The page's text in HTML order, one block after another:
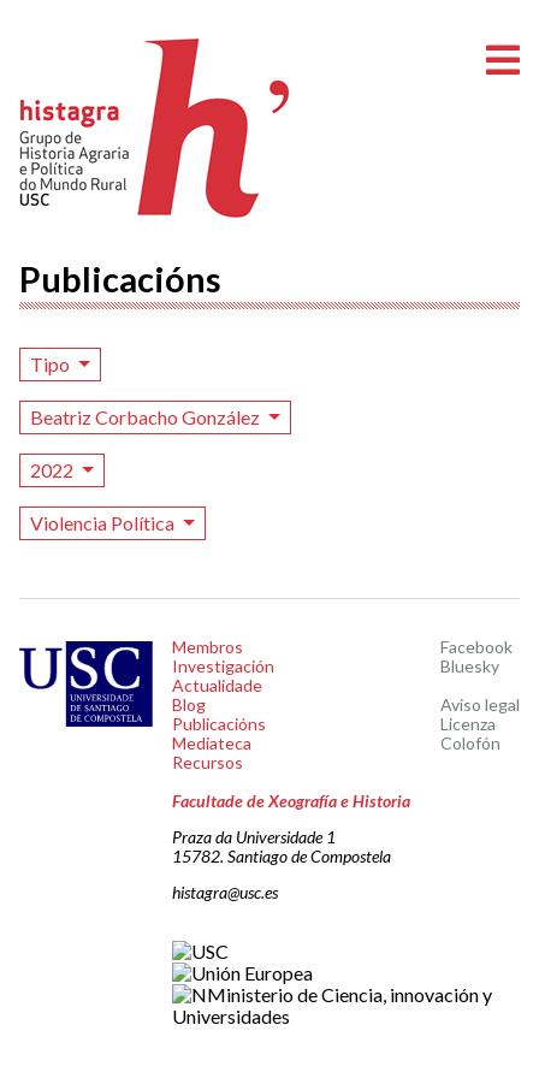
Publicacións
Tipo
Beatriz Corbacho González
2022
Violencia Política
Membros
Investigación
Actualidade
Blog
Publicacións
Mediateca
Recursos
Facebook
Bluesky
Aviso legal
Licenza
Colofón
Facultade de Xeografía e Historia
Praza da Universidade 1
15782. Santiago de Compostela
histagra@usc.es